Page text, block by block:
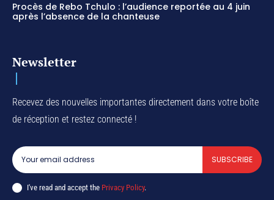
Procès de Rebo Tchulo : l’audience reportée au 4 juin
après l’absence de la chanteuse
Newsletter
Recevez des nouvelles importantes directement dans votre boîte
de réception et restez connecté !
SUBSCRIBE
I've read and accept the Privacy Policy.